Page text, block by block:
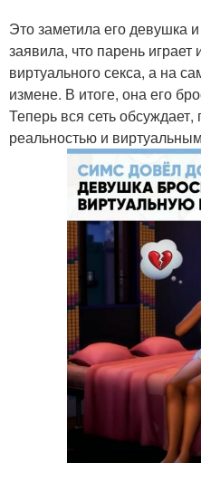
Это заметила его девушка
заявила, что парень играет
виртуального секса, а на
измене. В итоге, она его
Теперь вся сеть
реальностью и